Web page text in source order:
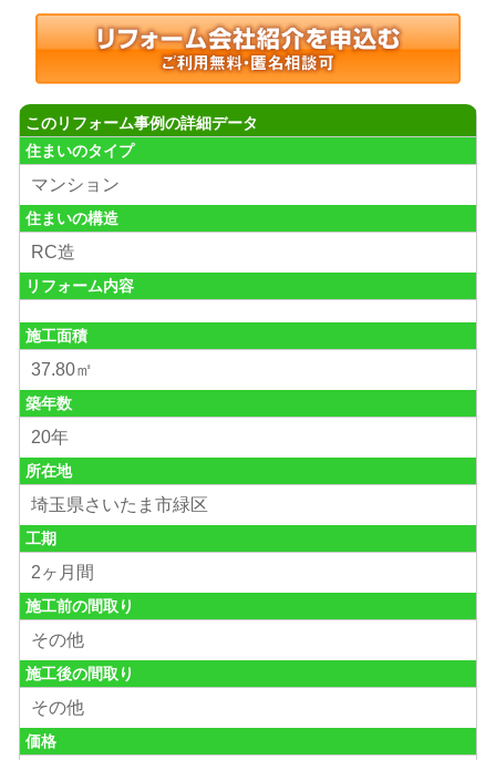
このリフォーム事例の詳細データ
住まいのタイプ
マンション
住まいの構造
RC造
リフォーム内容
施工面積
37.80㎡
築年数
20年
所在地
埼玉県さいたま市緑区
工期
2ヶ月間
施工前の間取り
その他
施工後の間取り
その他
価格